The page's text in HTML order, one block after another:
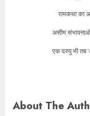
रामकथा का
असीम
एक दस्यु भी तब
About The